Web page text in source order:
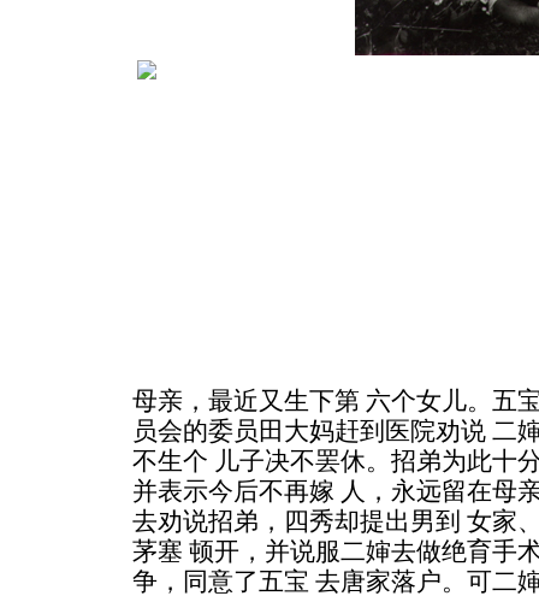
母亲，最近又生下第 六个女儿。五
员会的委员田大妈赶到医院劝说 二
不生个 儿子决不罢休。招弟为此十
并表示今后不再嫁 人，永远留在母
去劝说招弟，四秀却提出男到 女家
茅塞 顿开，并说服二婶去做绝育手
争，同意了五宝 去唐家落户。可二